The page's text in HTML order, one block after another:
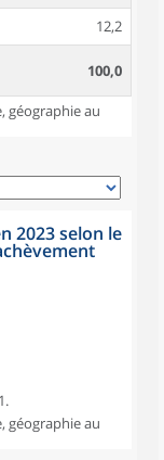
12,2
100,0
géographie au
2023 selon le
géographie au